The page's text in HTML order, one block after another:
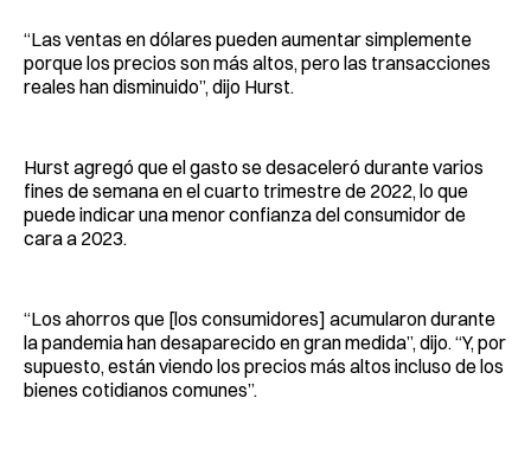
“Las ventas en dólares pueden aumentar simplemente
porque los precios son más altos, pero las transacciones
reales han disminuido”, dijo Hurst.
Hurst agregó que el gasto se desaceleró durante varios
fines de semana en el cuarto trimestre de 2022, lo que
puede indicar una menor confianza del consumidor de
cara a 2023.
“Los ahorros que [los consumidores] acumularon durante
la pandemia han desaparecido en gran medida”, dijo. “Y, por
supuesto, están viendo los precios más altos incluso de los
bienes cotidianos comunes”.